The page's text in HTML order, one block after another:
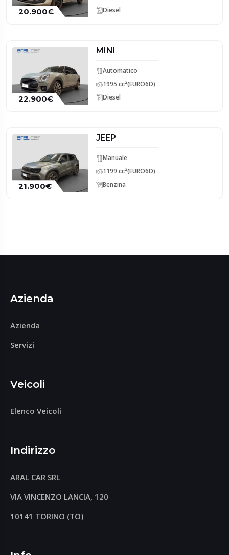
20.900€
Diesel
22.900€
MINI
Automatico
1995 cc2(EURO6D)
Diesel
21.900€
JEEP
Manuale
1199 cc2(EURO6D)
Benzina
Azienda
Azienda
Servizi
Veicoli
Elenco Veicoli
Indirizzo
ARAL CAR SRL
VIA VINCENZO LANCIA, 120
10141 TORINO (TO)